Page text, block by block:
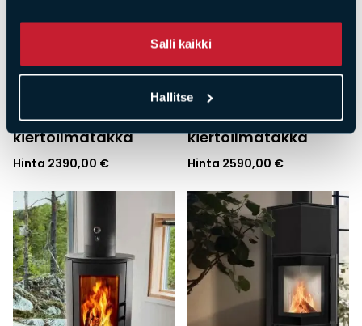
Salli kaikki
Hallitse
Palma,
kiertoilmatakka
Hinta 2390,00 €
Tiileri kiertoilmatakat
León,
kiertoilmatakka
Hinta 2590,00 €